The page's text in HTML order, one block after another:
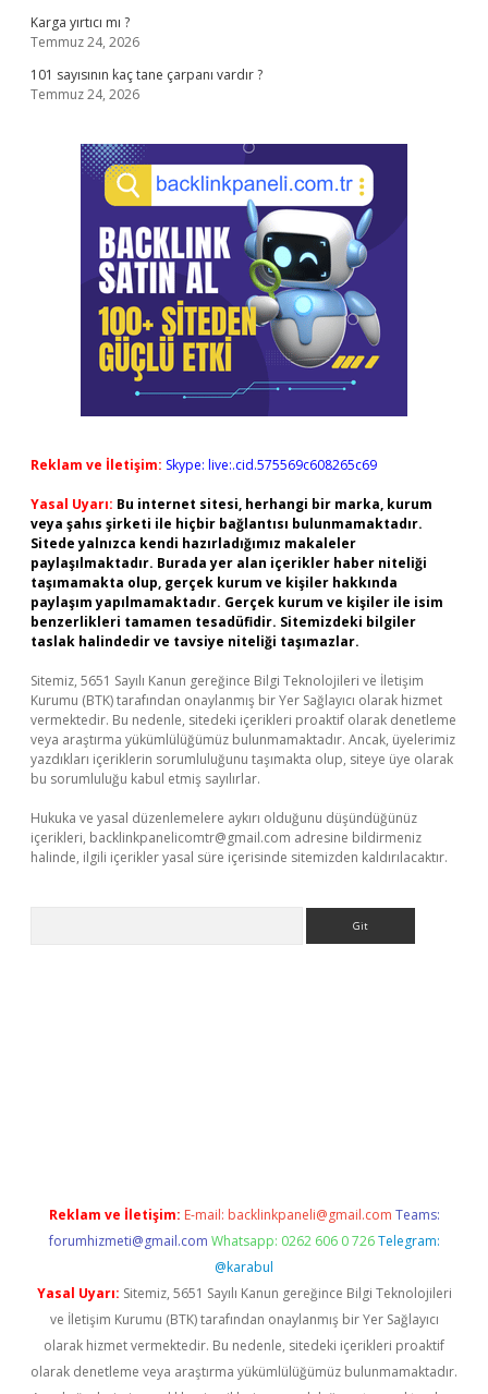
Karga yırtıcı mı ?
Temmuz 24, 2026
101 sayısının kaç tane çarpanı vardır ?
Temmuz 24, 2026
Reklam ve İletişim: Skype: live:.cid.575569c608265c69
Yasal Uyarı: Bu internet sitesi, herhangi bir marka, kurum
veya şahıs şirketi ile hiçbir bağlantısı bulunmamaktadır.
Sitede yalnızca kendi hazırladığımız makaleler
paylaşılmaktadır. Burada yer alan içerikler haber niteliği
taşımamakta olup, gerçek kurum ve kişiler hakkında
paylaşım yapılmamaktadır. Gerçek kurum ve kişiler ile isim
benzerlikleri tamamen tesadüfidir. Sitemizdeki bilgiler
taslak halindedir ve tavsiye niteliği taşımazlar.
Sitemiz, 5651 Sayılı Kanun gereğince Bilgi Teknolojileri ve İletişim
Kurumu (BTK) tarafından onaylanmış bir Yer Sağlayıcı olarak hizmet
vermektedir. Bu nedenle, sitedeki içerikleri proaktif olarak denetleme
veya araştırma yükümlülüğümüz bulunmamaktadır. Ancak, üyelerimiz
yazdıkları içeriklerin sorumluluğunu taşımakta olup, siteye üye olarak
bu sorumluluğu kabul etmiş sayılırlar.
Hukuka ve yasal düzenlemelere aykırı olduğunu düşündüğünüz
içerikleri, backlinkpanelicomtr@gmail.com adresine bildirmeniz
halinde, ilgili içerikler yasal süre içerisinde sitemizden kaldırılacaktır.
Reklam ve İletişim: E-mail: backlinkpaneli@gmail.com Teams:
forumhizmeti@gmail.com Whatsapp: 0262 606 0 726 Telegram:
@karabul
Yasal Uyarı: Sitemiz, 5651 Sayılı Kanun gereğince Bilgi Teknolojileri
ve İletişim Kurumu (BTK) tarafından onaylanmış bir Yer Sağlayıcı
olarak hizmet vermektedir. Bu nedenle, sitedeki içerikleri proaktif
olarak denetleme veya araştırma yükümlülüğümüz bulunmamaktadır.